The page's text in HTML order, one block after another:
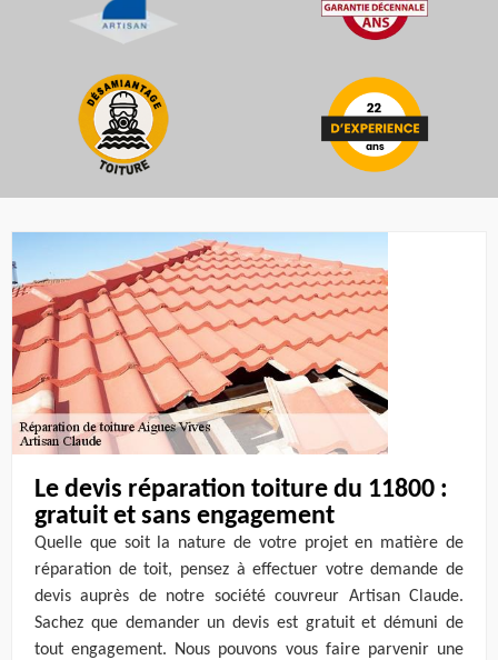
Le devis réparation toiture du 11800 :
gratuit et sans engagement
Quelle que soit la nature de votre projet en matière de
réparation de toit, pensez à effectuer votre demande de
devis auprès de notre société couvreur Artisan Claude.
Sachez que demander un devis est gratuit et démuni de
tout engagement. Nous pouvons vous faire parvenir une